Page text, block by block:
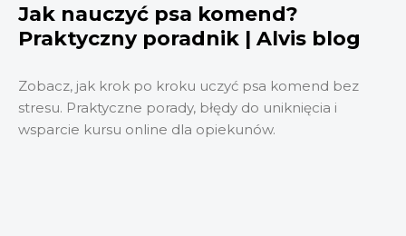
Jak nauczyć psa komend?
Praktyczny poradnik | Alvis blog
Zobacz, jak krok po kroku uczyć psa komend bez
stresu. Praktyczne porady, błędy do uniknięcia i
wsparcie kursu online dla opiekunów.